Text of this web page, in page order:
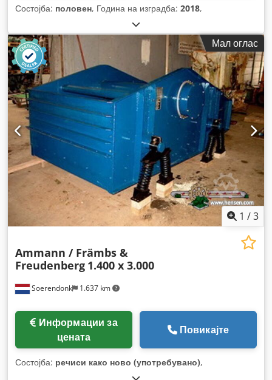
Состојба: половен, Година на изградба: 2018,
Мал оглас
1 /3
Soerendonk 1.637 km
Ammann / Främbs &
Freudenberg 1.400 x 3.000
цената
Повикајте
Состојба: речиси како ново (употребувано),